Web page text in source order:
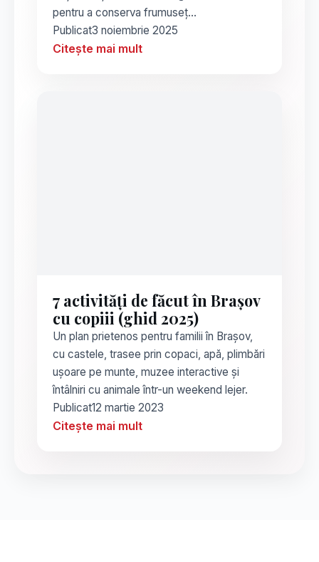
pentru a conserva frumuseț…
Publicat3 noiembrie 2025
Citește mai mult
7 activități de făcut în Brașov
cu copiii (ghid 2025)
Un plan prietenos pentru familii în Brașov,
cu castele, trasee prin copaci, apă, plimbări
ușoare pe munte, muzee interactive și
întâlniri cu animale într-un weekend lejer.
Publicat12 martie 2023
Citește mai mult